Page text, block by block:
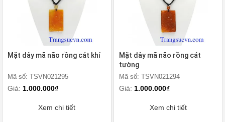
Mặt dây mã não rồng cát khí
Mã số: TSVN021295
Giá: 1.000.000₫
Xem chi tiết
Mặt dây mã não rồng cát
tường
Mã số: TSVN021294
Giá: 1.000.000₫
Xem chi tiết